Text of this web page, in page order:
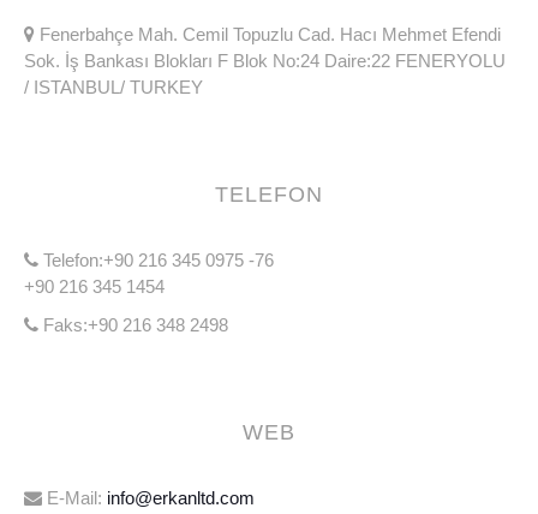
Fenerbahçe Mah. Cemil Topuzlu Cad. Hacı Mehmet Efendi
Sok. İş Bankası Blokları F Blok No:24 Daire:22 FENERYOLU
/ ISTANBUL/ TURKEY
TELEFON
Telefon:+90 216 345 0975 -76
+90 216 345 1454
Faks:+90 216 348 2498
WEB
E-Mail: info@erkanltd.com